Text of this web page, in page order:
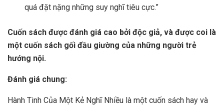
quá đặt nặng những suy nghĩ tiêu cực.”
Cuốn sách được đánh giá cao bởi độc giả, và được coi là
một cuốn sách gối đầu giường của những người trẻ
hướng nội.
Đánh giá chung:
Hành Tinh Của Một Kẻ Nghĩ Nhiều là một cuốn sách hay và